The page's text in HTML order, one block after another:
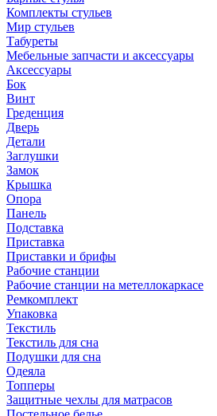
Комплекты стульев
Мир стульев
Табуреты
Мебельные запчасти и аксессуары
Аксессуары
Бок
Винт
Греденция
Дверь
Детали
Заглушки
Замок
Крышка
Опора
Панель
Подставка
Приставка
Приставки и брифы
Рабочие станции
Рабочие станции на метеллокаркасе
Ремкомплект
Упаковка
Текстиль
Текстиль для сна
Подушки для сна
Одеяла
Топперы
Защитные чехлы для матрасов